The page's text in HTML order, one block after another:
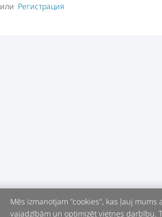
или Регистрация
Mēs izmanotjam "cookies", kas ļauj
vajadzībām un optimizēt vietnes darbību.